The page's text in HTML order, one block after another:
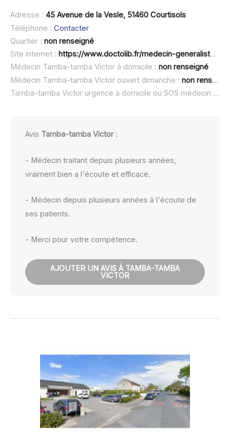
Adresse : 45 Avenue de la Vesle, 51460 Courtisols
Téléphone : Contacter
Quartier : non renseigné
Site internet : https://www.doctolib.fr/medecin-generaliste/courtisols/victor-tamba-tamba
Médecin Tamba-tamba Victor à domicile : non renseigné
Médecin Tamba-tamba Victor ouvert dimanche : non renseigné
Tamba-tamba Victor urgence à domicile ou SOS médecin :
Avis Tamba-tamba Victor:
- Médecin traitant depuis plusieurs années,
vraiment bien a l'écoute et efficace.
- Médecin depuis plusieurs années à l'écoute de
ses patients.
- Merci pour votre compétence.
AJOUTER UN AVIS À TAMBA-TAMBA
VICTOR